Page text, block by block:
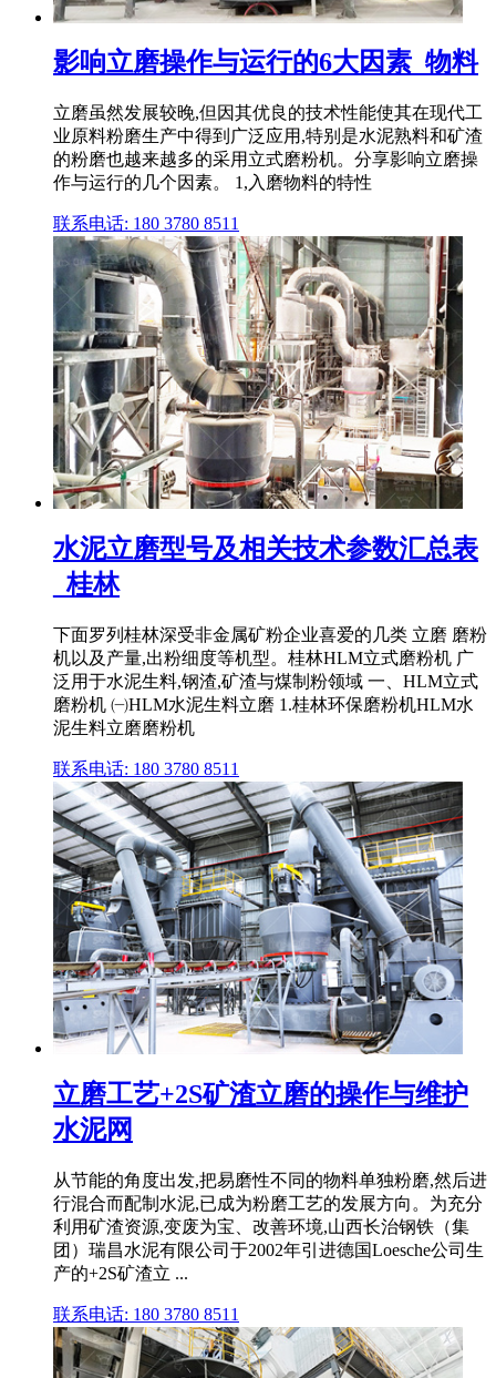
影响立磨操作与运行的6大因素_物料
立磨虽然发展较晚,但因其优良的技术性能使其在现代工
业原料粉磨生产中得到广泛应用,特别是水泥熟料和矿渣
的粉磨也越来越多的采用立式磨粉机。分享影响立磨操
作与运行的几个因素。 1,入磨物料的特性
联系电话: 180 3780 8511
水泥立磨型号及相关技术参数汇总表
_桂林
下面罗列桂林深受非金属矿粉企业喜爱的几类 立磨 磨粉
机以及产量,出粉细度等机型。桂林HLM立式磨粉机 广
泛用于水泥生料,钢渣,矿渣与煤制粉领域 一、HLM立式
磨粉机 ㈠HLM水泥生料立磨 1.桂林环保磨粉机HLM水
泥生料立磨磨粉机
联系电话: 180 3780 8511
立磨工艺+2S矿渣立磨的操作与维护
水泥网
从节能的角度出发,把易磨性不同的物料单独粉磨,然后进
行混合而配制水泥,已成为粉磨工艺的发展方向。为充分
利用矿渣资源,变废为宝、改善环境,山西长治钢铁（集
团）瑞昌水泥有限公司于2002年引进德国Loesche公司生
产的+2S矿渣立 ...
联系电话: 180 3780 8511